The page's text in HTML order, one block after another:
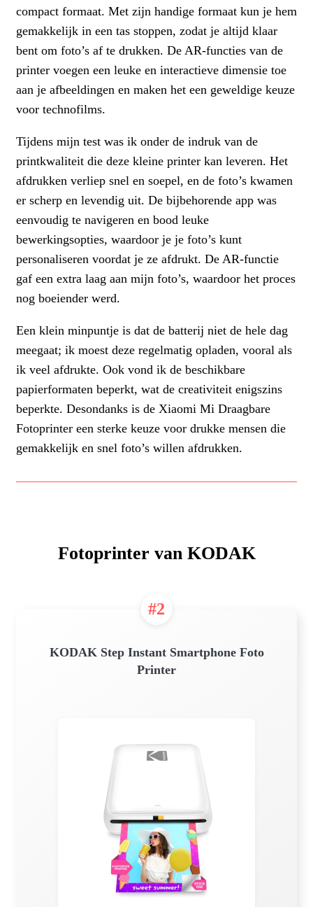
compact formaat. Met zijn handige formaat kun je hem
gemakkelijk in een tas stoppen, zodat je altijd klaar
bent om foto’s af te drukken. De AR-functies van de
printer voegen een leuke en interactieve dimensie toe
aan je afbeeldingen en maken het een geweldige keuze
voor technofilms.
Tijdens mijn test was ik onder de indruk van de
printkwaliteit die deze kleine printer kan leveren. Het
afdrukken verliep snel en soepel, en de foto’s kwamen
er scherp en levendig uit. De bijbehorende app was
eenvoudig te navigeren en bood leuke
bewerkingsopties, waardoor je je foto’s kunt
personaliseren voordat je ze afdrukt. De AR-functie
gaf een extra laag aan mijn foto’s, waardoor het proces
nog boeiender werd.
Een klein minpuntje is dat de batterij niet de hele dag
meegaat; ik moest deze regelmatig opladen, vooral als
ik veel afdrukte. Ook vond ik de beschikbare
papierformaten beperkt, wat de creativiteit enigszins
beperkte. Desondanks is de Xiaomi Mi Draagbare
Fotoprinter een sterke keuze voor drukke mensen die
gemakkelijk en snel foto’s willen afdrukken.
Fotoprinter van KODAK
#2
KODAK Step Instant Smartphone Foto
Printer